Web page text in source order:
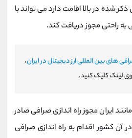
شده در بالا اقامت دارد می تواند با
به راحتی مجوز دریافت کند.
های بین المللی ارز دیجیتال در ایران،
لینک کلیک کنید.
ایران مجوز راه اندازی صرافی صادر
آن کشور اقدام به راه اندازی صرافی